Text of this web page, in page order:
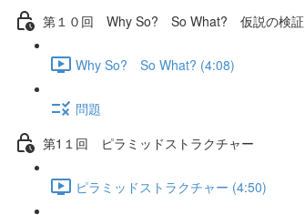
第１０回 Why So? So What? 仮説の検証
Why So? So What? (4:08)
問題
第1１回 ピラミッドストラクチャー
ピラミッドストラクチャー (4:50)